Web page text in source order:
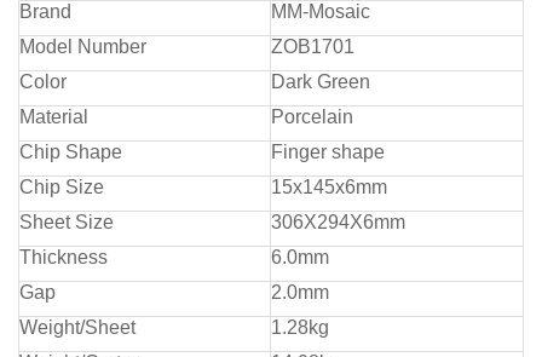
Brand
MM-Mosaic
Model Number
ZOB1701
Color
Dark Green
Material
Porcelain
Chip Shape
Finger shape
Chip Size
15x145x6mm
Sheet Size
306X294X6mm
Thickness
6.0mm
Gap
2.0mm
Weight/Sheet
1.28kg